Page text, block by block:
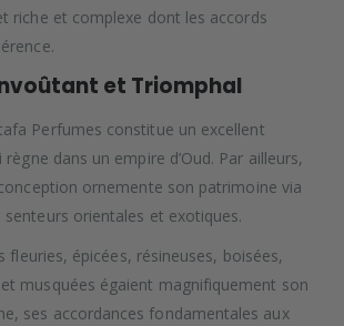
riche et complexe dont les accords
et Triomphal
Perfumes constitue un excellent
dans un empire d’Oud. Par ailleurs,
ornemente son patrimoine via
orientales et exotiques.
fleuries, épicées, résineuses, boisées,
musquées égaient magnifiquement son
ses accordances fondamentales aux